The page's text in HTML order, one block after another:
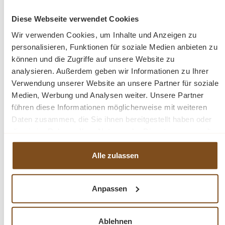
Diese Webseite verwendet Cookies
Wir verwenden Cookies, um Inhalte und Anzeigen zu
personalisieren, Funktionen für soziale Medien anbieten zu
können und die Zugriffe auf unsere Website zu
analysieren. Außerdem geben wir Informationen zu Ihrer
Verwendung unserer Website an unsere Partner für soziale
Medien, Werbung und Analysen weiter. Unsere Partner
führen diese Informationen möglicherweise mit weiteren
Daten zusammen, die Sie ihnen bereitgestellt haben oder
haben.
Alle zulassen
Anpassen
Ablehnen
Kiefernholz
naturbelassen
Jedes Stück ein Unikat
Fragen zum Produkt?
Menü schließen
Fleur verschiedene Größen 160 - 240 cm"
Ein schöner und massiverEsstisch im Landhaus
Das Gestell/Beine ist weiß lackiert. Jedes Modell ist
ein Unikat. Ein besonderes Möbel, das in jeder
Landhauseinrichtung seinen Platz findet. Der Esstisch
passt hervorragend in jedes ländliche Interieur.
Produktgalerie überspringen